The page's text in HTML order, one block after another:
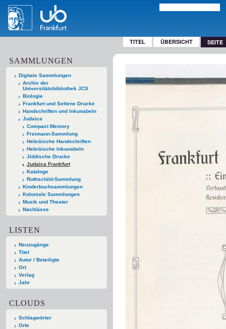
TITEL ÜBERSICHT SEITE
SAMMLUNGEN
Digitale Sammlungen
Archiv der
Universitätsbibliothek JCS
Biologie
Frankfurt und Seltene Drucke
Handschriften und Inkunabeln
Judaica
Compact Memory
Freimann-Sammlung
Hebräische Handschriften
Hebräische Inkunabeln
Jiddische Drucke
Judaica Frankfurt
Kataloge
Rothschild-Sammlung
Kinderbuchsammlungen
Koloniale Sammlungen
Musik und Theater
Nachlässe
LISTEN
Neuzugänge
Titel
Autor / Beteiligte
Ort
Verlag
Jahr
CLOUDS
Schlagwörter
Orte